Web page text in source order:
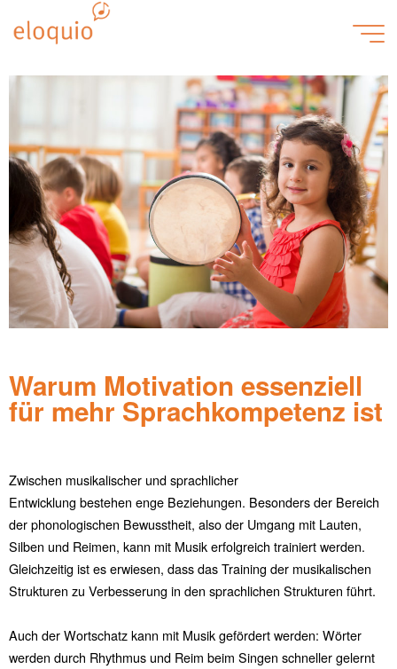
Konzepte
Warum Motivation essenziell
für mehr Sprachkompetenz ist
Zwischen musikalischer und sprachlicher
Entwicklung bestehen enge Beziehungen. Besonders der Bereich
der phonologischen Bewusstheit, also der Umgang mit Lauten,
Silben und Reimen, kann mit Musik erfolgreich trainiert werden.
Gleichzeitig ist es erwiesen, dass das Training der musikalischen
Strukturen zu Verbesserung in den sprachlichen Strukturen führt.
Auch der Wortschatz kann mit Musik gefördert werden: Wörter
werden durch Rhythmus und Reim beim Singen schneller gelernt